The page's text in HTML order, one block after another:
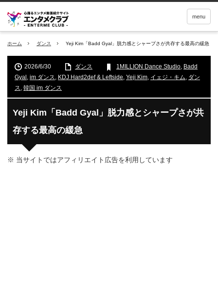
menu
ホーム ダンス Yeji Kim「Badd Gyal」脱力感とシャープさが共存する最高の緩急
2026/6/30 ダンス 1MILLION Dance Studio, Badd
Gyal , im ダンス, KDJ Hard2def & Leftside, Yeji Kim, イェジ・キム, ダン
ス, 韓国 im ダンス
Yeji Kim「Badd Gyal」脱力感とシャープさが共
存する最高の緩急
※ 当サイトではアフィリエイト広告を利用しています